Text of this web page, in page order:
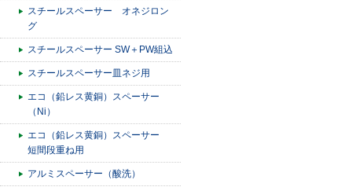
スチールスペーサー オネジロン
グ
スチールスペーサー SW＋PW組込
スチールスペーサー皿ネジ用
エコ（鉛レス黄銅）スペーサー
（Ni）
エコ（鉛レス黄銅）スペーサー
短間段重ね用
アルミスペーサー（酸洗）